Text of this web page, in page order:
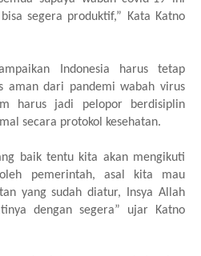
segera produktif,” Kata Katno
Indonesia harus tetap
aman dari pandemi wabah virus
harus jadi pelopor berdisiplin
secara protokol kesehatan.
baik tentu kita akan mengikuti
pemerintah, asal kita mau
yang sudah diatur, Insya Allah
dengan segera” ujar Katno